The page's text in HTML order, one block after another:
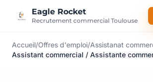
Eagle Rocket
Recrutement commercial Toulouse
Accueil/Offres d'emploi/Assistanat
Assistant commercial / Assistante